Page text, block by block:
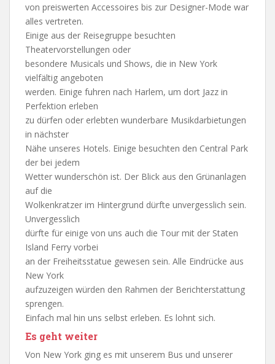
von preiswerten Accessoires bis zur Designer-Mode war
alles vertreten.
Einige aus der Reisegruppe besuchten
Theatervorstellungen oder
besondere Musicals und Shows, die in New York
vielfältig angeboten
werden. Einige fuhren nach Harlem, um dort Jazz in
Perfektion erleben
zu dürfen oder erlebten wunderbare Musikdarbietungen
in nächster
Nähe unseres Hotels. Einige besuchten den Central Park
der bei jedem
Wetter wunderschön ist. Der Blick aus den Grünanlagen
auf die
Wolkenkratzer im Hintergrund dürfte unvergesslich sein.
Unvergesslich
dürfte für einige von uns auch die Tour mit der Staten
Island Ferry vorbei
an der Freiheitsstatue gewesen sein. Alle Eindrücke aus
New York
aufzuzeigen würden den Rahmen der Berichterstattung
sprengen.
Einfach mal hin uns selbst erleben. Es lohnt sich.
Es geht weiter
Von New York ging es mit unserem Bus und unserer